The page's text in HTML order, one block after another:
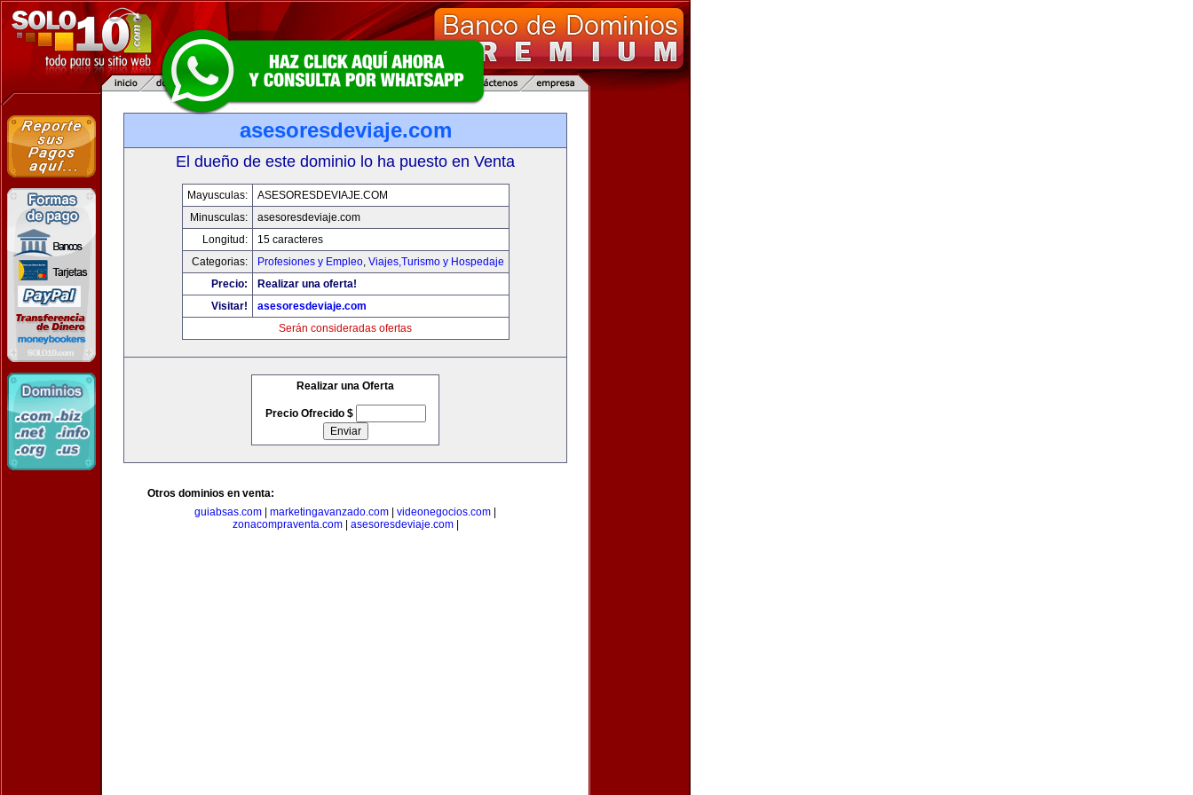
asesoresdeviaje.com
El dueño de este dominio lo ha puesto en Venta
Mayusculas:
ASESORESDEVIAJE.COM
Minusculas:
asesoresdeviaje.com
Longitud:
15 caracteres
Categorias:
Profesiones y Empleo, Viajes,Turismo y Hospedaje
Precio:
Realizar una oferta!
Visitar!
asesoresdeviaje.com
Serán consideradas ofertas
Realizar una Oferta
Precio Ofrecido $
Otros dominios en venta:
guiabsas.com
marketingavanzado.com videonegocios.com
zonacompraventa.com| asesoresdeviaje.com|